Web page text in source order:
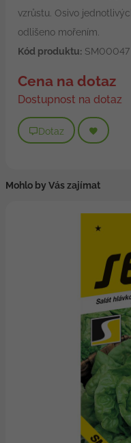
vzrůstu. Osivo
odlišeno mořením.
Kód produktu:SM00047
Cena na dotaz
Dostupnost na dotaz
Dotaz
Mohlo by Vás zajímat